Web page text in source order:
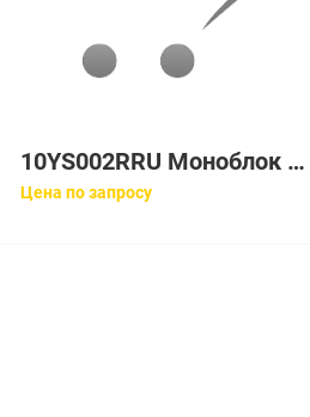
10YS002RRU Моноблок Lenovo V540-24IWL All-In-One 23,8in i3-8145U
Цена по запросу